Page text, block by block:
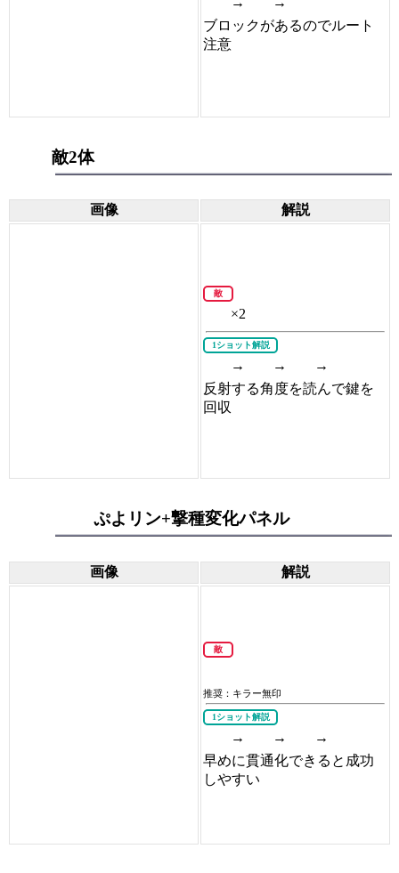
ブロックがあるのでルート
注意
敵2体
画像 解説
敵
×2
1ショット解説
→ →
→
反射する角度を読んで鍵を
回収
ぷよリン+撃種変化パネル
画像 解説
敵
推奨：キラー無印
1ショット解説
→ →
→
早めに貫通化できると成功
しやすい